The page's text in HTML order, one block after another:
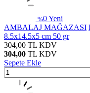
%0Yeni
AMBALAJ MAĞAZASI
8.5x14.5x5 cm 50 gr
304,00 TL KDV
304,00 TL KDV
Sepete Ekle